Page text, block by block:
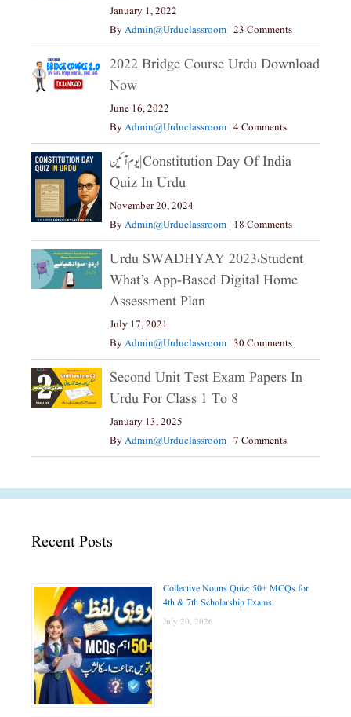
January 1, 2022
ByAdmin@urduclassroom | 23 Comments
2022 Bridge Course Urdu Download
Now
June 16, 2022
ByAdmin@urduclassroom | 4 Comments
یوم آئین|constitution Day Of India
Quiz In Urdu
November 20, 2024
ByAdmin@urduclassroom | 18 Comments
Urdu SWADHYAY 2023،Student
What’s App-Based Digital Home
Assessment Plan
July 17, 2021
ByAdmin@urduclassroom | 30 Comments
Second Unit Test Exam Papers In
Urdu For Class 1 To 8
January 13, 2025
ByAdmin@urduclassroom | 7 Comments
Recent Posts
Collective Nouns Quiz: 50+ MCQs for
4th & 7th Scholarship Exams
July 20, 2026